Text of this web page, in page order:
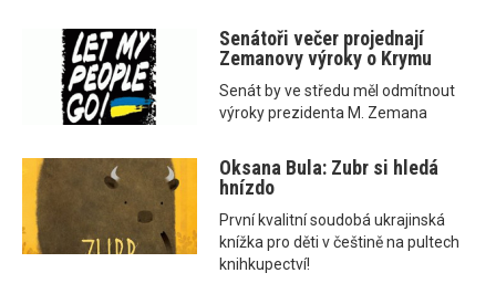
Senátoři večer projednají
Zemanovy výroky o Krymu
Senát by ve středu měl odmítnout
výroky prezidenta M. Zemana
Oksana Bula: Zubr si hledá
hnízdo
První kvalitní soudobá ukrajinská
knížka pro děti v češtině na pultech
knihkupectví!